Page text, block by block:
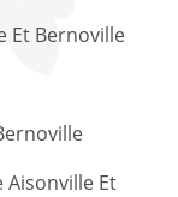
Et Bernoville
Et